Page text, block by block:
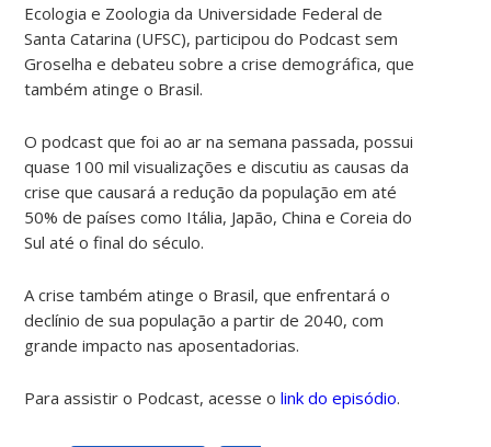
Ecologia e Zoologiada Universidade Federal de
Santa Catarina (UFSC), participou do Podcast sem
Groselha e debateu sobre a crise demográfica, que
também atinge o Brasil.
O podcast que foi ao ar na semana passada, possui
quase 100 mil visualizações e discutiu as causas da
crise que causará a redução da população em até
50% de países como Itália, Japão, China e Coreia do
Sul até o final do século.
A crise também atinge o Brasil, que enfrentará o
declínio de sua população a partir de 2040, com
grande impacto nas aposentadorias.
Para assistir o Podcast, acesse olink do episódio.